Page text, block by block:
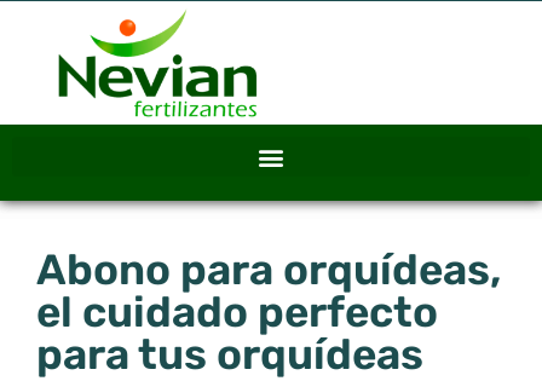
Abono para orquídeas,
el cuidado perfecto
para tus orquídeas